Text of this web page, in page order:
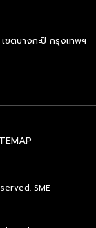
นสถานีบริการ
ทบุรีและ
การผู้จัดการ
ริษัท […]
ตบางกะปิ กรุงเทพฯ
SME